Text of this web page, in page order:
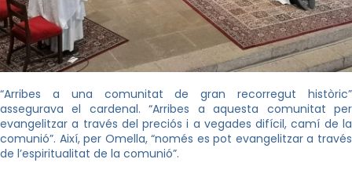
“Arribes a una comunitat de gran recorregut històric”
assegurava el cardenal. “Arribes a aquesta comunitat per
evangelitzar a través del preciós i a vegades difícil, camí de la
comunió”. Així, per Omella, “només es pot evangelitzar a través
de l’espiritualitat de la comunió”.